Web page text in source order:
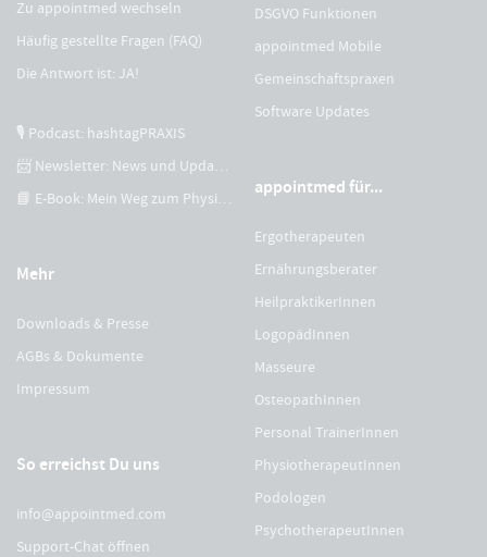
Zu appointmed wechseln
Häufig gestellte Fragen (FAQ)
Die Antwort ist: JA!
🎙 Podcast: hashtagPRAXIS
📨 Newsletter: News und Updates
📘 E-Book: Mein Weg zum Physiotherapeuten
Mehr
Downloads & Presse
AGBs & Dokumente
Impressum
So erreichst Du uns
info@appointmed.com
Support-Chat öffnen
DSGVO Funktionen
appointmed Mobile
Gemeinschaftspraxen
Software Updates
appointmed für...
Ergotherapeuten
Ernährungsberater
HeilpraktikerInnen
LogopädInnen
Masseure
OsteopathInnen
Personal TrainerInnen
PhysiotherapeutInnen
Podologen
PsychotherapeutInnen